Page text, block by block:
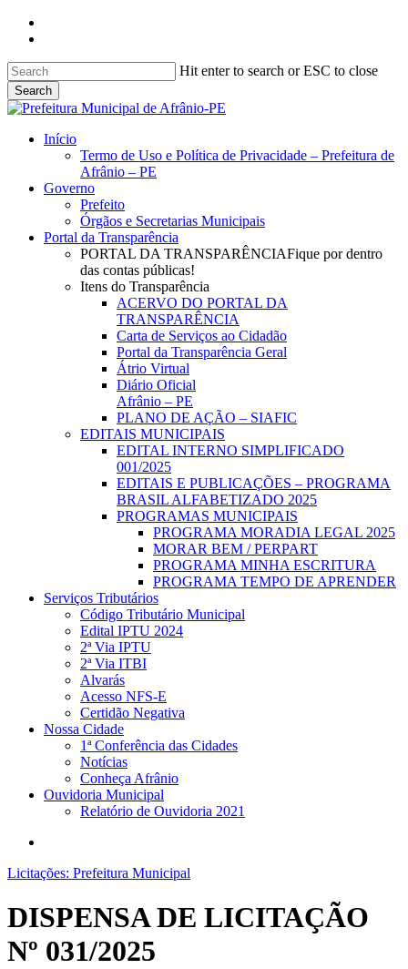
Skip
content
Hit enter to search or ESC to close
Search
Close
search
Menu
Início
Termo de Uso e Política de Privacidade – Prefeitura de
Afrânio – PE
Governo
Prefeito
Órgãos e Secretarias Municipais
Portal da Transparência
PORTAL DA TRANSPARÊNCIAFique por dentro
das contas públicas!
Itens do Transparência
ACERVO DO PORTAL DA
TRANSPARÊNCIA
Carta de Serviços ao Cidadão
Portal da Transparência Geral
Átrio Virtual
Diário Oficial
Afrânio – PE
PLANO DE AÇÃO – SIAFIC
EDITAIS MUNICIPAIS
EDITAL INTERNO SIMPLIFICADO
001/2025
EDITAIS E PUBLICAÇÕES – PROGRAMA
BRASIL ALFABETIZADO 2025
PROGRAMAS MUNICIPAIS
PROGRAMA MORADIA LEGAL 2025
MORAR BEM / PERPART
PROGRAMA MINHA ESCRITURA
PROGRAMA TEMPO DE APRENDER
Serviços Tributários
Código Tributário Municipal
Edital IPTU 2024
2ª Via IPTU
2ª Via ITBI
Alvarás
Acesso NFS-E
Certidão Negativa
Nossa Cidade
1ª Conferência das Cidades
Notícias
Conheça Afrânio
Ouvidoria Municipal
Relatório de Ouvidoria 2021
Licitações: Prefeitura Municipal
DISPENSA DE LICITAÇÃO
Nº 031/2025